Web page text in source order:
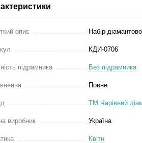
опис Набір
КДИ-0706
підрамника Без підрамника
Повне
ТМ Чарівний
виробник Україна
Квіти